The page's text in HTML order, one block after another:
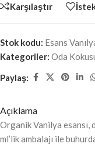
Karşılaştır
Stok kodu: Esans
Kategoriler: Oda
Paylaş:
Açıklama
Organik Vanilya esansı,
ml’lik ambalajı ile